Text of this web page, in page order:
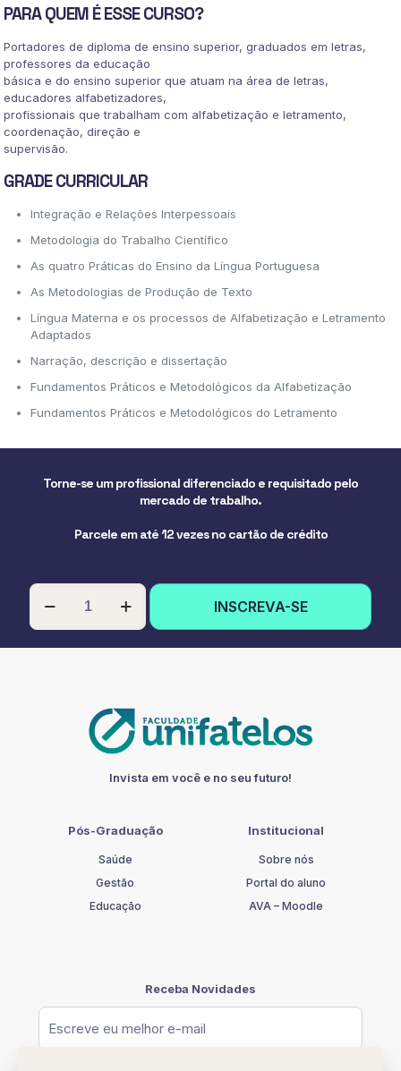
PARA QUEM É ESSE CURSO?
Portadores de diploma de ensino superior, graduados em letras,
professores da educação
básica e do ensino superior que atuam na área de letras,
educadores alfabetizadores,
profissionais que trabalham com alfabetização e letramento,
coordenação, direção e
supervisão.
GRADE CURRICULAR
Integração e Relações Interpessoais
Metodologia do Trabalho Científico
As quatro Práticas do Ensino da Língua Portuguesa
As Metodologias de Produção de Texto
Língua Materna e os processos de Alfabetização e Letramento
Adaptados
Narração, descrição e dissertação
Fundamentos Práticos e Metodológicos da Alfabetização
Fundamentos Práticos e Metodológicos do Letramento
Torne-se um profissional diferenciado e requisitado pelo
mercado de trabalho.
Parcele em até 12 vezes no cartão de crédito
PÓS-
GRADUAÇÃO
EM
INSCREVA-SE
Invista em você e no seu futuro!
Pós-Graduação
Saúde
Gestão
Educação
Institucional
Sobre nós
Portal do aluno
AVA – Moodle
Receba Novidades